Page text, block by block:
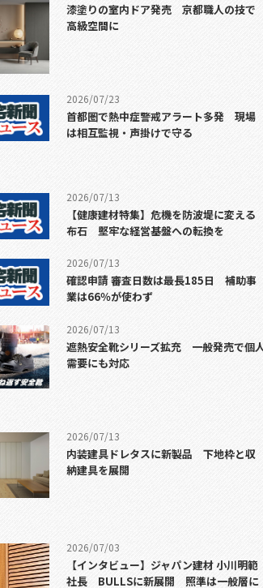
漆塗りの室内ドア発売 京都職人の技で
高級空間に
2026/07/23
首都圏で熱中症警戒アラート多発 現場
は相互監視・声掛けで守る
2026/07/13
【健康建材特集】危機を防波堤に変える
布石 堅牢な経営基盤への転換を
2026/07/13
確認申請 審査日数は最長185日 補助事
業は66％が使わず
2026/07/13
遮熱安全靴シリーズ拡充 一般発売で個
需要にも対応
2026/07/13
内装建具ドレタスに新製品 下地枠と収
納建具を展開
2026/07/03
【インタビュー】ジャパン建材 小川明範
社長 BULLSに新展開 照準は一般層に